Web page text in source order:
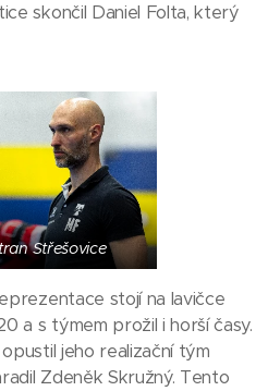
skončil Daniel Folta, který
Střešovice
stojí na lavičce
a s týmem prožil i horší časy.
jeho realizační tým
Zdeněk Skružný. Tento